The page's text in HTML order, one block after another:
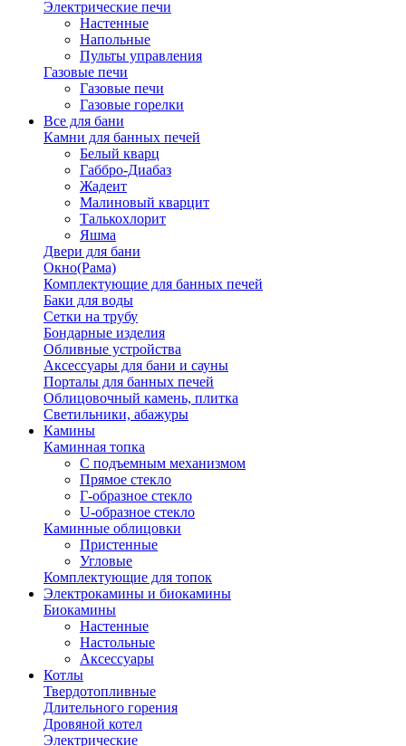
Электрические печи
Настенные
Напольные
Пульты управления
Газовые печи
Газовые печи
Газовые горелки
Все для бани
Камни для банных печей
Белый кварц
Габбро-Диабаз
Жадеит
Малиновый кварцит
Талькохлорит
Яшма
Двери для бани
Окно(Рама)
Комплектующие для банных печей
Баки для воды
Сетки на трубу
Бондарные изделия
Обливные устройства
Аксессуары для бани и сауны
Порталы для банных печей
Облицовочный камень, плитка
Светильники, абажуры
Камины
Каминная топка
С подъемным механизмом
Прямое стекло
Г-образное стекло
U-образное стекло
Каминные облицовки
Пристенные
Угловые
Комплектующие для топок
Электрокамины и биокамины
Биокамины
Настенные
Настольные
Аксессуары
Котлы
Твердотопливные
Длительного горения
Дровяной котел
Электрические